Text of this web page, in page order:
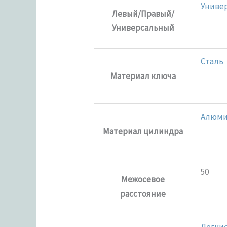
Левый/Правый/
Универсальный
Материал ключа
Сталь
Материал цилиндра
Межосевое
расстояние
50